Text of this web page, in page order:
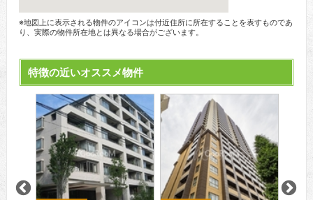
※地図上に表示される物件のアイコンは付近住所に所在することを表すものであ
り、実際の物件所在地とは異なる場合がございます。
特徴の近いオススメ物件